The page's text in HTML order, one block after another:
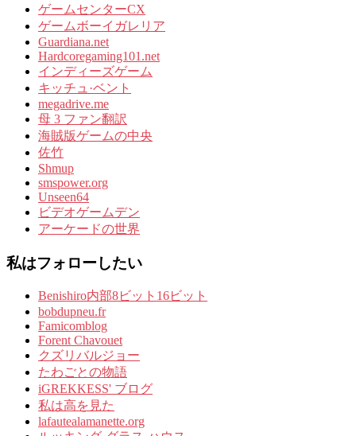
ゲームセンターCX
ゲームボーイガレリア
Guardiana.net
Hardcoregaming101.net
インディーズゲーム
キッチュ·ベント
megadrive.me
母 3 ファン翻訳
海賊版ゲームの中央
佐竹
Shmup
smspower.org
Unseen64
ビデオゲームデン
アーケードの世界
私はフォローしたい
Benishiro内部8ビット16ビット
bobdupneu.fr
Famicomblog
Forent Chavouet
クズリバルジョー
たわごとの物語
iGREKKESS' ブログ
私は高を見た
lafautealamanette.org